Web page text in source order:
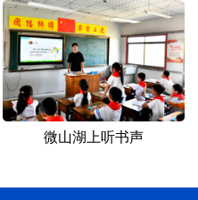
微山湖上听书声